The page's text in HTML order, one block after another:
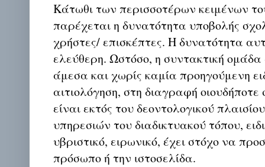
Κάτωθι των περισσοτέρων κειμένων
παρέχεται η δυνατότητα υποβολής
χρήστες/ επισκέπτες. Η δυνατότητα
ελεύθερη. Ωστόσο, η συντακτική
άμεσα και χωρίς καμία προηγούμενη
αιτιολόγηση, στη διαγραφή οιουδήποτε
είναι εκτός του δεοντολογικού
υπηρεσιών του διαδικτυακού τόπου,
υβριστικό, ειρωνικό, έχει στόχο να
πρόσωπο ή την ιστοσελίδα.